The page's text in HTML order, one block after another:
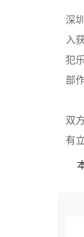
深
入
犯
部
双
有